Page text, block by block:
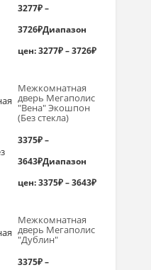
3277₽–
3726₽Диапазон
цен: 3277₽ – 3726₽
Межкомнатная
дверь Мегаполис
"Вена" Экошпон
(Без стекла)
3375₽–
3643₽Диапазон
цен: 3375₽ – 3643₽
Межкомнатная
дверь Мегаполис
"Дублин"
3375₽–